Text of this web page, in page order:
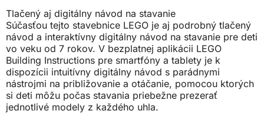
Tlačený aj digitálny návod na stavanie
Súčasťou tejto stavebnice LEGO je aj podrobný tlačený
návod a interaktívny digitálny návod na stavanie pre deti
vo veku od 7 rokov. V bezplatnej aplikácii LEGO
Building Instructions pre smartfóny a tablety je k
dispozícii intuitívny digitálny návod s parádnymi
nástrojmi na približovanie a otáčanie, pomocou ktorých
si deti môžu počas stavania priebežne prezerať
jednotlivé modely z každého uhla.